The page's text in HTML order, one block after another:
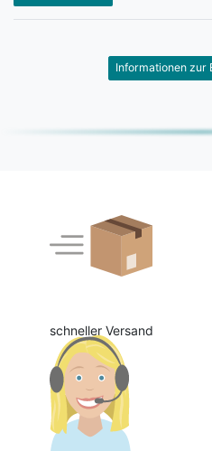
Informationen zur
schneller Versand